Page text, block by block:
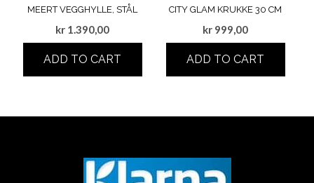
MEERT VEGGHYLLE, STÅL
kr 1.390,00
ADD TO CART
CITY GLAM KRUKKE 30 CM
kr 999,00
ADD TO CART